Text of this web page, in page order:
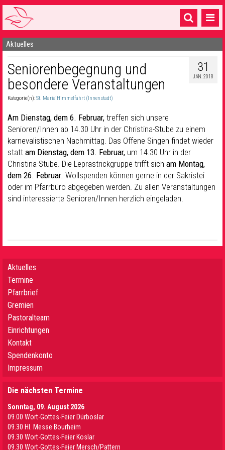
Startseite
1 Pfarrei
16 Gemeinden & mehr
Sakramente & Feste
Gemeinschaft & Soziales
Musik& Kultur
Seelsorge & Kontakt
Aktuelles
31
JAN. 2018
Seniorenbegegnung und
besondere Veranstaltungen
Kategorie(n):St. Mariä Himmelfahrt (Innenstadt)
Am Dienstag, dem 6. Februar, treffen sich unsere
Senioren/Innen ab 14.30 Uhr in der Christina-Stube zu einem
karnevalistischen Nachmittag. Das Offene Singen findet wieder
statt am Dienstag, dem 13. Februar, um 14.30 Uhr in der
Christina-Stube. Die Leprastrickgruppe trifft sich am Montag,
dem 26. Februar. Wollspenden können gerne in der Sakristei
oder im Pfarrbüro abgegeben werden. Zu allen Veranstaltungen
sind interessierte Senioren/Innen herzlich eingeladen.
Aktuelles
Termine
Pfarrbrief
Gremien
Pastoralteam
Einrichtungen
Kontakt
Spendenkonto
Impressum
Die nächsten Termine
Sonntag, 09. August 2026
09.00 Wort-Gottes-Feier Dürboslar
09.30 HI. Messe Bourheim
09.30 Wort-Gottes-Feier Koslar
09.30 Wort-Gottes-Feier Mersch/Pattern